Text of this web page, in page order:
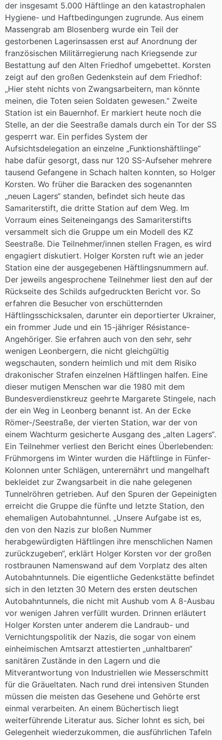
der insgesamt 5.000 Häftlinge an den katastrophalen
Hygiene- und Haftbedingungen zugrunde. Aus einem
Massengrab am Blosenberg wurde ein Teil der
gestorbenen Lagerinsassen erst auf Anordnung der
französischen Militärregierung nach Kriegsende zur
Bestattung auf den Alten Friedhof umgebettet. Korsten
zeigt auf den großen Gedenkstein auf dem Friedhof:
„Hier steht nichts von Zwangsarbeitern, man könnte
meinen, die Toten seien Soldaten gewesen.“ Zweite
Station ist ein Bauernhof. Er markiert heute noch die
Stelle, an der die Seestraße damals durch ein Tor der SS
gesperrt war. Ein perfides System der
Aufsichtsdelegation an einzelne „Funktionshäftlinge“
habe dafür gesorgt, dass nur 120 SS-Aufseher mehrere
tausend Gefangene in Schach halten konnten, so Holger
Korsten. Wo früher die Baracken des sogenannten
„neuen Lagers“ standen, befindet sich heute das
Samariterstift, die dritte Station auf dem Weg. Im
Vorraum eines Seiteneingangs des Samariterstifts
versammelt sich die Gruppe um ein Modell des KZ
Seestraße. Die Teilnehmer/innen stellen Fragen, es wird
engagiert diskutiert. Holger Korsten ruft wie an jeder
Station eine der ausgegebenen Häftlingsnummern auf.
Der jeweils angesprochene Teilnehmer liest den auf der
Rückseite des Schilds aufgedruckten Bericht vor. So
erfahren die Besucher von erschütternden
Häftlingsschicksalen, darunter ein deportierter Ukrainer,
ein frommer Jude und ein 15-jähriger Résistance-
Angehöriger. Sie erfahren auch von den sehr, sehr
wenigen Leonbergern, die nicht gleichgültig
wegschauten, sondern heimlich und mit dem Risiko
drakonischer Strafen einzelnen Häftlingen halfen. Eine
dieser mutigen Menschen war die 1980 mit dem
Bundesverdienstkreuz geehrte Margarete Stingele, nach
der ein Weg in Leonberg benannt ist. An der Ecke
Römer-/Seestraße, der vierten Station, war der von
einem Wachturm gesicherte Ausgang des „alten Lagers“.
Ein Teilnehmer verliest den Bericht eines Überlebenden:
Frühmorgens im Winter wurden die Häftlinge in Fünfer-
Kolonnen unter Schlägen, unterernährt und mangelhaft
bekleidet zur Zwangsarbeit in die nahe gelegenen
Tunnelröhren getrieben. Auf den Spuren der Gepeinigten
erreicht die Gruppe die fünfte und letzte Station, den
ehemaligen Autobahntunnel. „Unsere Aufgabe ist es,
den von den Nazis zur bloßen Nummer
herabgewürdigten Häftlingen ihre menschlichen Namen
zurückzugeben“, erklärt Holger Korsten vor der großen
rostbraunen Namenswand auf dem Vorplatz des alten
Autobahntunnels. Die eigentliche Gedenkstätte befindet
sich in den letzten 30 Metern des ersten deutschen
Autobahntunnels, die nicht mit Aushub vom A 8-Ausbau
vor wenigen Jahren verfüllt wurden. Drinnen erläutert
Holger Korsten unter anderem die Landraub- und
Vernichtungspolitik der Nazis, die sogar von einem
einheimischen Amtsarzt attestierten „unhaltbaren“
sanitären Zustände in den Lagern und die
Mitverantwortung von Industriellen wie Messerschmitt
für die Gräueltaten. Nach rund drei intensiven Stunden
müssen die meisten das Gesehene und Gehörte erst
einmal verarbeiten. An einem Büchertisch liegt
weiterführende Literatur aus. Sicher lohnt es sich, bei
Gelegenheit wiederzukommen, die ausführlichen Tafeln